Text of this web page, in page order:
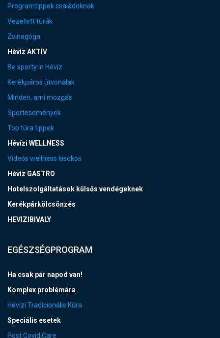
Programtippek családoknak
Vezetett túrák
Zsinagóga
Hévíz AKTÍV
Be sporty in Hévíz
Kerékpáros útvonalak
Minden, ami mozgás
Sportesemények
Top túra tippek
Hévízi WELLNESS
Videós wellness kisokos
Hévíz GASTRO
Hotelszolgáltatások külsős vendégeknek
Kerékpárkölcsönzés
HEVIZIBIVALY
EGÉSZSÉGPROGRAM
Ha csak pár napod van!
Komplex problémára
Hévízi Tradicionális Kúra
Speciális esetek
Post Covid Care